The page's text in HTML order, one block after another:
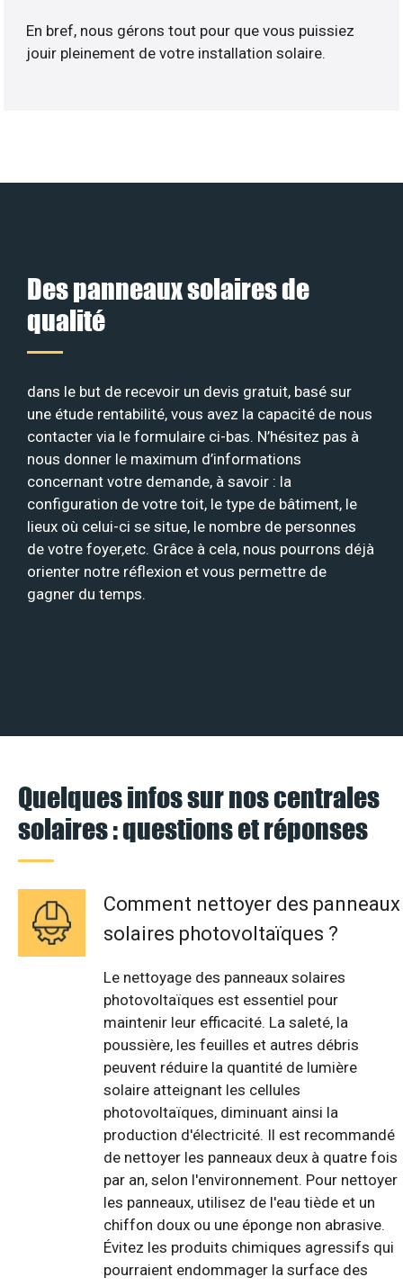
En bref, nous gérons tout pour que vous puissiez
jouir pleinement de votre installation solaire.
Des panneaux solaires de
qualité
dans le but de recevoir un devis gratuit, basé sur
une étude rentabilité, vous avez la capacité de nous
contacter via le formulaire ci-bas. N’hésitez pas à
nous donner le maximum d’informations
concernant votre demande, à savoir : la
configuration de votre toit, le type de bâtiment, le
lieux où celui-ci se situe, le nombre de personnes
de votre foyer,etc. Grâce à cela, nous pourrons déjà
orienter notre réflexion et vous permettre de
gagner du temps.
Quelques infos sur nos centrales
solaires : questions et réponses
Comment nettoyer des panneaux
solaires photovoltaïques ?
Le nettoyage des panneaux solaires
photovoltaïques est essentiel pour
maintenir leur efficacité. La saleté, la
poussière, les feuilles et autres débris
peuvent réduire la quantité de lumière
solaire atteignant les cellules
photovoltaïques, diminuant ainsi la
production d'électricité. Il est recommandé
de nettoyer les panneaux deux à quatre fois
par an, selon l'environnement. Pour nettoyer
les panneaux, utilisez de l'eau tiède et un
chiffon doux ou une éponge non abrasive.
Évitez les produits chimiques agressifs qui
pourraient endommager la surface des